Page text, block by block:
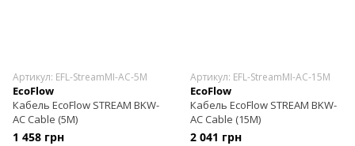
Артикул: EFL-StreamMI-AC-5M
EcoFlow
Кабель EcoFlow STREAM BKW-
AC Cable (5M)
1 458 грн
Артикул: EFL-StreamMI-AC-15M
EcoFlow
Кабель EcoFlow STREAM BKW-
AC Cable (15M)
2 041 грн